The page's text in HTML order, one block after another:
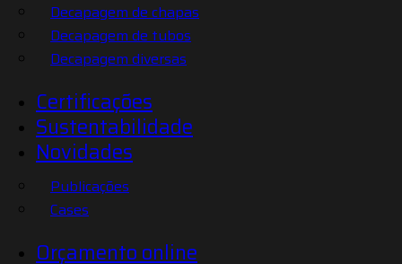
Decapagem de chapas
Decapagem de tubos
Decapagem diversas
Certificações
Sustentabilidade
Novidades
Publicações
Cases
Orçamento online